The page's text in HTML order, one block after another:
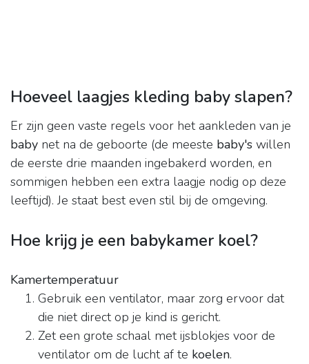
Hoeveel laagjes kleding baby slapen?
Er zijn geen vaste regels voor het aankleden van je
baby net na de geboorte (de meeste baby's willen
de eerste drie maanden ingebakerd worden, en
sommigen hebben een extra laagje nodig op deze
leeftijd). Je staat best even stil bij de omgeving.
Hoe krijg je een babykamer koel?
Kamertemperatuur
Gebruik een ventilator, maar zorg ervoor dat
die niet direct op je kind is gericht.
Zet een grote schaal met ijsblokjes voor de
ventilator om de lucht af te koelen.